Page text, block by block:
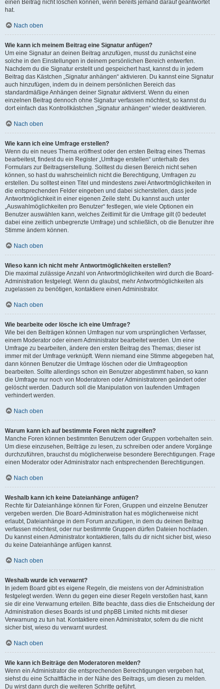
einen Beitrag nicht löschen können, wenn bereits jemand darauf geantwortet
hat.
Nach oben
Wie kann ich meinem Beitrag eine Signatur anfügen?
Um eine Signatur an deinen Beitrag anzufügen, musst du zunächst eine
solche in den Einstellungen in deinem persönlichen Bereich entwerfen.
Nachdem du die Signatur erstellt und gespeichert hast, kannst du in jedem
Beitrag das Kästchen „Signatur anhängen“ aktivieren. Du kannst eine Signatur
auch hinzufügen, indem du in deinem persönlichen Bereich das
standardmäßige Anhängen deiner Signatur aktivierst. Wenn du einen
einzelnen Beitrag dennoch ohne Signatur verfassen möchtest, so kannst du
dort einfach das Kontrollkästchen „Signatur anhängen“ wieder deaktivieren.
Nach oben
Wie kann ich eine Umfrage erstellen?
Wenn du ein neues Thema eröffnest oder den ersten Beitrag eines Themas
bearbeitest, findest du ein Register „Umfrage erstellen“ unterhalb des
Formulars zur Beitragserstellung. Solltest du diesen Bereich nicht sehen
können, so hast du wahrscheinlich nicht die Berechtigung, Umfragen zu
erstellen. Du solltest einen Titel und mindestens zwei Antwortmöglichkeiten in
die entsprechenden Felder eingeben und dabei sicherstellen, dass jede
Antwortmöglichkeit in einer eigenen Zeile steht. Du kannst auch unter
„Auswahlmöglichkeiten pro Benutzer“ festlegen, wie viele Optionen ein
Benutzer auswählen kann, welches Zeitlimit für die Umfrage gilt (0 bedeutet
dabei eine zeitlich unbegrenzte Umfrage) und schließlich, ob die Benutzer ihre
Stimme ändern können.
Nach oben
Wieso kann ich nicht mehr Antwortmöglichkeiten erstellen?
Die maximal zulässige Anzahl von Antwortmöglichkeiten wird durch die Board-
Administration festgelegt. Wenn du glaubst, mehr Antwortmöglichkeiten als
zugelassen zu benötigen, kontaktiere einen Administrator.
Nach oben
Wie bearbeite oder lösche ich eine Umfrage?
Wie bei den Beiträgen können Umfragen nur vom ursprünglichen Verfasser,
einem Moderator oder einem Administrator bearbeitet werden. Um eine
Umfrage zu bearbeiten, ändere den ersten Beitrag des Themas; dieser ist
immer mit der Umfrage verknüpft. Wenn niemand eine Stimme abgegeben hat,
dann können Benutzer die Umfrage löschen oder die Umfrageoption
bearbeiten. Sollte allerdings schon ein Benutzer abgestimmt haben, so kann
die Umfrage nur noch von Moderatoren oder Administratoren geändert oder
gelöscht werden. Dadurch soll die Manipulation von laufenden Umfragen
verhindert werden.
Nach oben
Warum kann ich auf bestimmte Foren nicht zugreifen?
Manche Foren können bestimmten Benutzern oder Gruppen vorbehalten sein.
Um diese einzusehen, Beiträge zu lesen, zu schreiben oder andere Vorgänge
durchzuführen, brauchst du möglicherweise besondere Berechtigungen. Frage
einen Moderator oder Administrator nach entsprechenden Berechtigungen.
Nach oben
Weshalb kann ich keine Dateianhänge anfügen?
Rechte für Dateianhänge können für Foren, Gruppen und einzelne Benutzer
vergeben werden. Die Board-Administration hat es möglicherweise nicht
erlaubt, Dateianhänge in dem Forum anzufügen, in dem du deinen Beitrag
verfassen möchtest, oder nur bestimmte Gruppen dürfen Dateien hochladen.
Du kannst einen Administrator kontaktieren, falls du dir nicht sicher bist, wieso
du keine Dateianhänge anfügen kannst.
Nach oben
Weshalb wurde ich verwarnt?
In jedem Board gibt es eigene Regeln, die meistens von der Administration
festgelegt werden. Wenn du gegen eine dieser Regeln verstoßen hast, kann
sie dir eine Verwarnung erteilen. Bitte beachte, dass dies die Entscheidung der
Administration dieses Boards ist und phpBB Limited nichts mit dieser
Verwarnung zu tun hat. Kontaktiere einen Administrator, sofern du die nicht
sicher bist, wieso du verwarnt wurdest.
Nach oben
Wie kann ich Beiträge den Moderatoren melden?
Wenn ein Administrator die entsprechenden Berechtigungen vergeben hat,
siehst du eine Schaltfläche in der Nähe des Beitrags, um diesen zu melden.
Du wirst dann durch die weiteren Schritte geführt.